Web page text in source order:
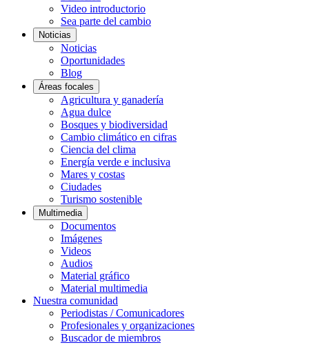
Video introductorio
Sea parte del cambio
Noticias
Noticias
Oportunidades
Blog
Áreas focales
Agricultura y ganadería
Agua dulce
Bosques y biodiversidad
Cambio climático en cifras
Ciencia del clima
Energía verde e inclusiva
Mares y costas
Ciudades
Turismo sostenible
Multimedia
Documentos
Imágenes
Videos
Audios
Material gráfico
Material multimedia
Nuestra comunidad
Periodistas / Comunicadores
Profesionales y organizaciones
Buscador de miembros